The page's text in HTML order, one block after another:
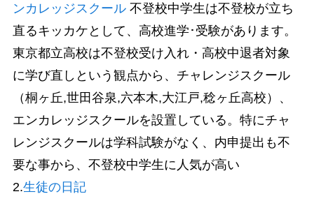
ンカレッジスクール不登校中学生は不登校が立ち
直るキッカケとして、高校進学･受験があります。
東京都立高校は不登校受け入れ・高校中退者対象
に学び直しという観点から、チャレンジスクール
（桐ヶ丘,世田谷泉,六本木,大江戸,稔ヶ丘高校）、
エンカレッジスクールを設置している。特にチャ
レンジスクールは学科試験がなく、内申提出も不
要な事から、不登校中学生に人気が高い
2.生徒の日記